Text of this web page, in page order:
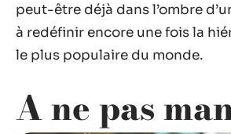
peut-être déjà dans l’ombre
à redéfinir encore une fois la
le plus populaire du monde.
A ne pas